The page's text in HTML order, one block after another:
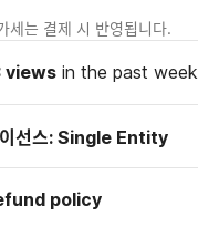
세는 결제 시 반영됩니다.
viewsin the past week
선스: Single Entity
policy